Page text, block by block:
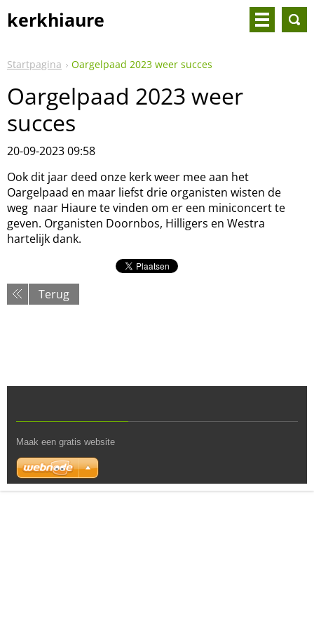
kerkhiaure
Startpagina Oargelpaad 2023 weer succes
Oargelpaad 2023 weer
succes
20-09-2023 09:58
Ook dit jaar deed onze kerk weer mee aan het
Oargelpaad en maar liefst drie organisten wisten de
weg naar Hiaure te vinden om er een miniconcert te
geven. Organisten Doornbos, Hilligers en Westra
hartelijk dank.
Terug
Maak een gratis website